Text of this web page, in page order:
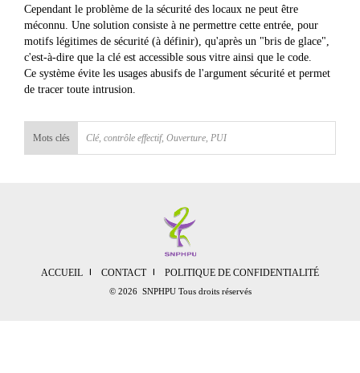
Cependant le problème de la sécurité des locaux ne peut être
méconnu. Une solution consiste à ne permettre cette entrée, pour
motifs légitimes de sécurité (à définir), qu'après un "bris de glace",
c'est-à-dire que la clé est accessible sous vitre ainsi que le code.
Ce système évite les usages abusifs de l'argument sécurité et permet
de tracer toute intrusion.
Mots clés Clé, contrôle effectif, Ouverture PUI
ACCUEIL CONTACT POLITIQUE DE CONFIDENTIALITÉ
© 2026 SNPHPU Tous droits réservés